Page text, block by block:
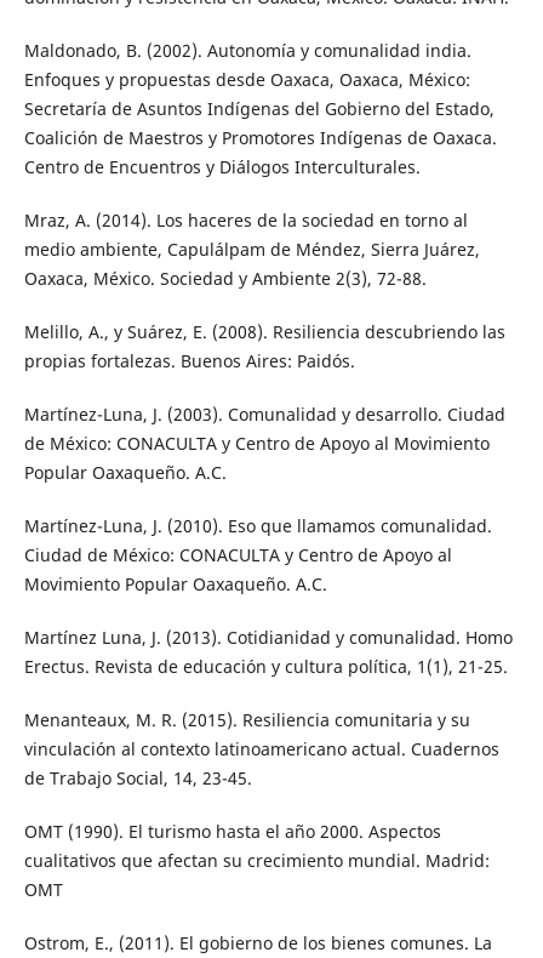
Maldonado, B. (2002). Autonomía y comunalidad india.
Enfoques y propuestas desde Oaxaca, Oaxaca, México:
Secretaría de Asuntos Indígenas del Gobierno del Estado,
Coalición de Maestros y Promotores Indígenas de Oaxaca.
Centro de Encuentros y Diálogos Interculturales.
Mraz, A. (2014). Los haceres de la sociedad en torno al
medio ambiente, Capulálpam de Méndez, Sierra Juárez,
Oaxaca, México. Sociedad y Ambiente 2(3), 72-88.
Melillo, A., y Suárez, E. (2008). Resiliencia descubriendo las
propias fortalezas. Buenos Aires: Paidós.
Martínez-Luna, J. (2003). Comunalidad y desarrollo. Ciudad
de México: CONACULTA y Centro de Apoyo al Movimiento
Popular Oaxaqueño. A.C.
Martínez-Luna, J. (2010). Eso que llamamos comunalidad.
Ciudad de México: CONACULTA y Centro de Apoyo al
Movimiento Popular Oaxaqueño. A.C.
Martínez Luna, J. (2013). Cotidianidad y comunalidad. Homo
Erectus. Revista de educación y cultura política, 1(1), 21-25.
Menanteaux, M. R. (2015). Resiliencia comunitaria y su
vinculación al contexto latinoamericano actual. Cuadernos
de Trabajo Social, 14, 23-45.
OMT (1990). El turismo hasta el año 2000. Aspectos
cualitativos que afectan su crecimiento mundial. Madrid:
OMT
Ostrom, E., (2011). El gobierno de los bienes comunes. La